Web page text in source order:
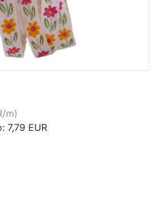
m)
7,79 EUR